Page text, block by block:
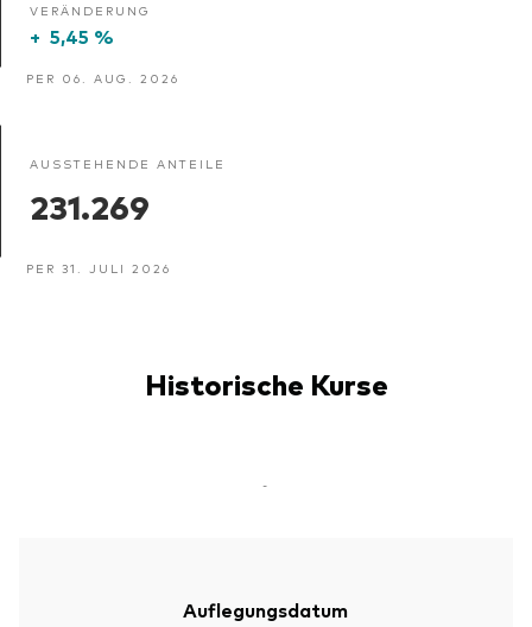
VERÄNDERUNG
+ 5,45 %
PER 06. AUG. 2026
AUSSTEHENDE ANTEILE
231.269
PER 31. JULI 2026
Historische Kurse
-
Auflegungsdatum